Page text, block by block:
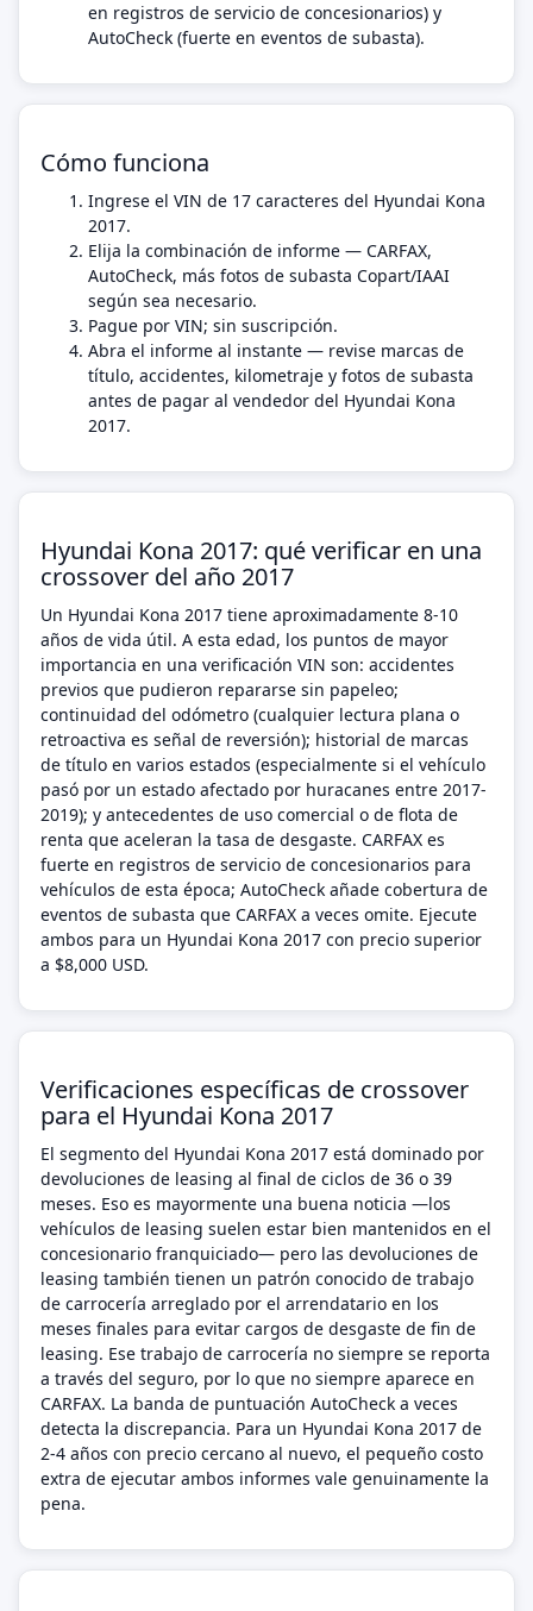
en registros de servicio de concesionarios) y
AutoCheck (fuerte en eventos de subasta).
Cómo funciona
Ingrese el VIN de 17 caracteres del Hyundai Kona
2017.
Elija la combinación de informe — CARFAX,
AutoCheck, más fotos de subasta Copart/IAAI
según sea necesario.
Pague por VIN; sin suscripción.
Abra el informe al instante — revise marcas de
título, accidentes, kilometraje y fotos de subasta
antes de pagar al vendedor del Hyundai Kona
2017.
Hyundai Kona 2017: qué verificar en una
crossover del año 2017
Un Hyundai Kona 2017 tiene aproximadamente 8-10
años de vida útil. A esta edad, los puntos de mayor
importancia en una verificación VIN son: accidentes
previos que pudieron repararse sin papeleo;
continuidad del odómetro (cualquier lectura plana o
retroactiva es señal de reversión); historial de marcas
de título en varios estados (especialmente si el vehículo
pasó por un estado afectado por huracanes entre 2017-
2019); y antecedentes de uso comercial o de flota de
renta que aceleran la tasa de desgaste. CARFAX es
fuerte en registros de servicio de concesionarios para
vehículos de esta época; AutoCheck añade cobertura de
eventos de subasta que CARFAX a veces omite. Ejecute
ambos para un Hyundai Kona 2017 con precio superior
a $8,000 USD.
Verificaciones específicas de crossover
para el Hyundai Kona 2017
El segmento del Hyundai Kona 2017 está dominado por
devoluciones de leasing al final de ciclos de 36 o 39
meses. Eso es mayormente una buena noticia —los
vehículos de leasing suelen estar bien mantenidos en el
concesionario franquiciado— pero las devoluciones de
leasing también tienen un patrón conocido de trabajo
de carrocería arreglado por el arrendatario en los
meses finales para evitar cargos de desgaste de fin de
leasing. Ese trabajo de carrocería no siempre se reporta
a través del seguro, por lo que no siempre aparece en
CARFAX. La banda de puntuación AutoCheck a veces
detecta la discrepancia. Para un Hyundai Kona 2017 de
2-4 años con precio cercano al nuevo, el pequeño costo
extra de ejecutar ambos informes vale genuinamente la
pena.